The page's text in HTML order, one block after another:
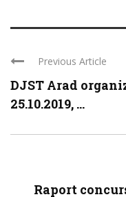
Previous Article
DJST Arad
25.10.2019, ...
Raport